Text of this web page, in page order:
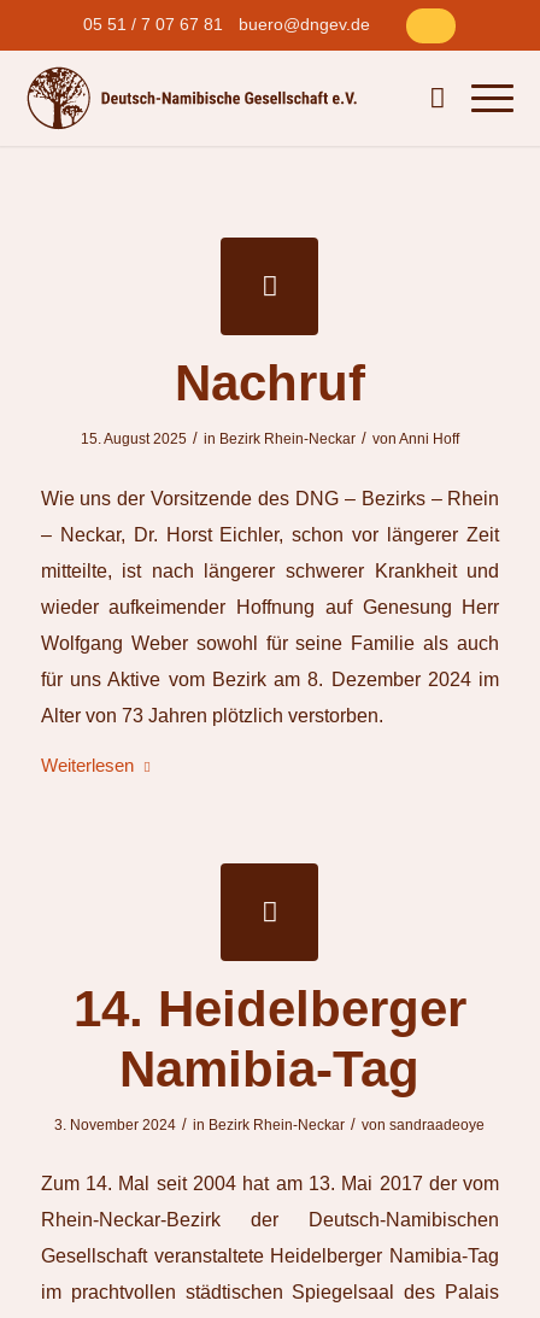
05 51 / 7 07 67 81 buero@dngev.de
Nachruf
15. August 2025 / in Bezirk Rhein-Neckar / von Anni Hoff
Wie uns der Vorsitzende des DNG – Bezirks – Rhein
– Neckar, Dr. Horst Eichler, schon vor längerer Zeit
mitteilte, ist nach längerer schwerer Krankheit und
wieder aufkeimender Hoffnung auf Genesung Herr
Wolfgang Weber sowohl für seine Familie als auch
für uns Aktive vom Bezirk am 8. Dezember 2024 im
Alter von 73 Jahren plötzlich verstorben.
Weiterlesen
14. Heidelberger
Namibia-Tag
3. November 2024 / in Bezirk Rhein-Neckar / vonsandraadeoye
Zum 14. Mal seit 2004 hat am 13. Mai 2017 der vom
Rhein-Neckar-Bezirk der Deutsch-Namibischen
Gesellschaft veranstaltete Heidelberger Namibia-Tag
im prachtvollen städtischen Spiegelsaal des Palais